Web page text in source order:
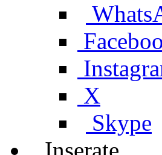
X
Skype